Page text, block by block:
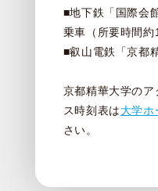
■地下鉄「国際会
乗車（所要時間約
■叡山電鉄「京都
京都精華大学の
ス時刻表は大学ホ
さい。